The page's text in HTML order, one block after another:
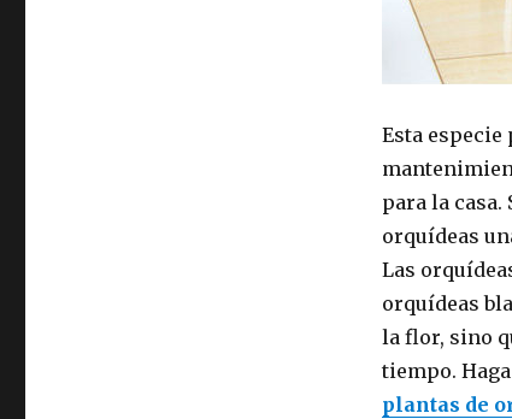
Esta
para la
orquídeas
Las
orquídeas
la flor, sino
tiempo.
plantas de